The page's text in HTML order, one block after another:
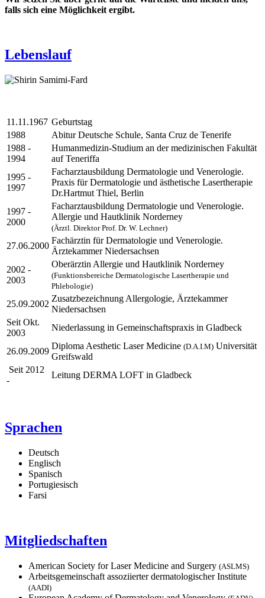
falls sich eine Möglichkeit ergibt.
Lebenslauf
11.11.1967 Geburtstag
1988
Abitur Deutsche Schule, Santa Cruz de Tenerife
1988 -
1994
Humanmedizin-Studium an der medizinischen Fakultät
auf Teneriffa
1995 -
1997
Facharztausbildung Dermatologie und Venerologie.
Praxis für Dermatologie und ästhetische Lasertherapie
Dr.Hartmut Thiel, Berlin
1997 -
2000
Facharztausbildung Dermatologie und Venerologie.
Allergie und Hautklinik Norderney
(Ärztl. Direktor Prof. Dr. W. Lechner)
27.06.2000
Fachärztin für Dermatologie und Venerologie.
Ärztekammer Niedersachsen
2002 -
2003
Oberärztin Allergie und Hautklinik Norderney
(Funktionsbereiche Dermatologische Lasertherapie und
Phlebologie)
25.09.2002
Zusatzbezeichnung Allergologie, Ärztekammer
Niedersachsen
Seit Okt.
2003
Niederlassung in Gemeinschaftspraxis in Gladbeck
26.09.2009
Diploma Aesthetic Laser Medicine (D.A.I.M) Universität
Greifswald
Seit 2012
-
Leitung DERMA LOFT in Gladbeck
Sprachen
Deutsch
Englisch
Spanisch
Portugiesisch
Farsi
Mitgliedschaften
American Society for Laser Medicine and Surgery (ASLMS)
Arbeitsgemeinschaft assoziierter dermatologischer Institute
(AADI)